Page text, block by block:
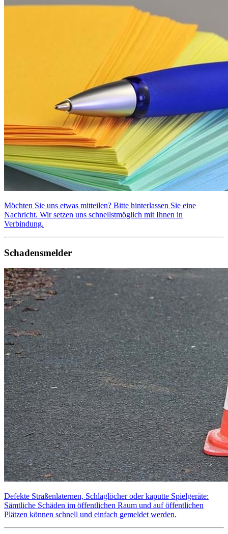
Möchten Sie uns etwas mitteilen? Bitte hinterlassen Sie eine
Nachricht. Wir setzen uns schnellstmöglich mit Ihnen in
Verbindung.
Schadensmelder
Defekte Straßenlaternen, Schlaglöcher oder kaputte Spielgeräte:
Sämtliche Schäden im öffentlichen Raum und auf öffentlichen
Plätzen können schnell und einfach gemeldet werden.